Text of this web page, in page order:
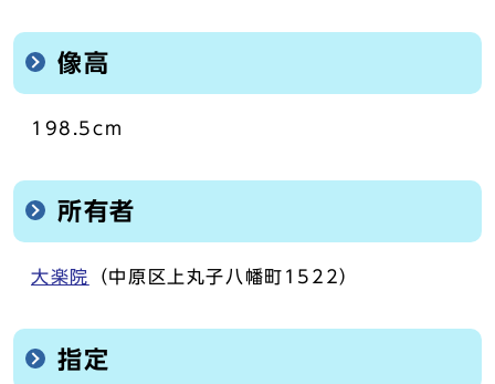
像高
198.5cm
所有者
大楽院 （中原区上丸子八幡町1522）
指定